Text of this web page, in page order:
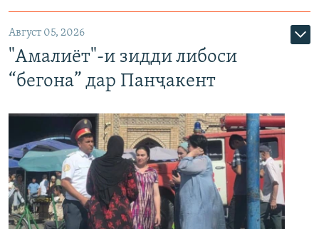
Август 05, 2026
"Амалиёт"-и зидди либоси
“бегона” дар Панҷакент